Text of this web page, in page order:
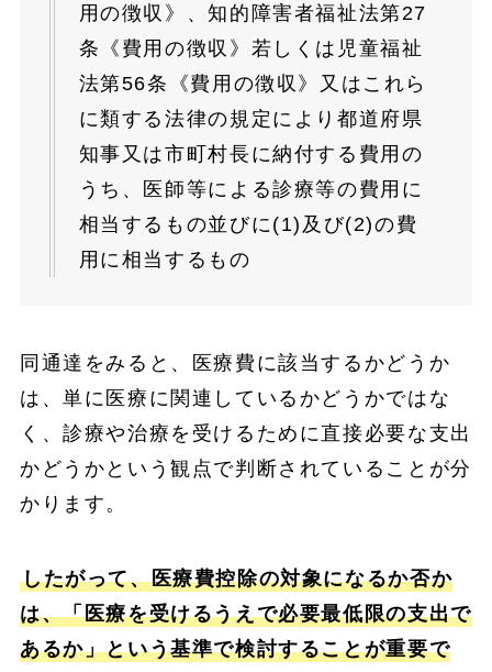
用の徴収》、知的障害者福祉法第27
条《費用の徴収》若しくは児童福祉
法第56条《費用の徴収》又はこれら
に類する法律の規定により都道府県
知事又は市町村長に納付する費用の
うち、医師等による診療等の費用に
相当するもの並びに(1)及び(2)の費
用に相当するもの
同通達をみると、医療費に該当するかどうか
は、単に医療に関連しているかどうかではな
く、診療や治療を受けるために直接必要な支出
かどうかという観点で判断されていることが分
かります。
したがって、医療費控除の対象になるか否か
は、「医療を受けるうえで必要最低限の支出で
あるか」という基準で検討することが重要で